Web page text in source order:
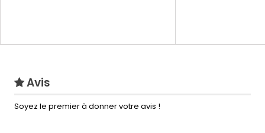
Avis
Soyez le premier à donner votre avis !